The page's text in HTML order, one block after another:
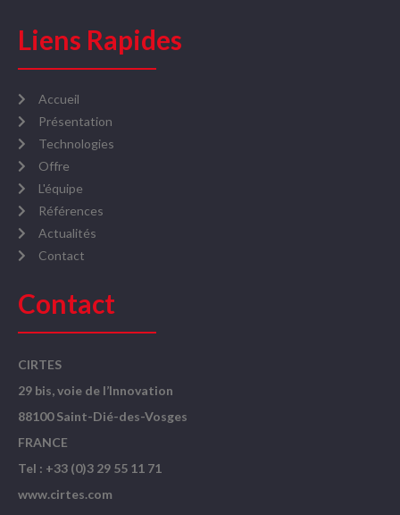
Liens Rapides
Accueil
Présentation
Technologies
Offre
L'équipe
Références
Actualités
Contact
Contact
CIRTES
29 bis, voie de l’Innovation
88100 Saint-Dié-des-Vosges
FRANCE
Tel : +33 (0)3 29 55 11 71
www.cirtes.com